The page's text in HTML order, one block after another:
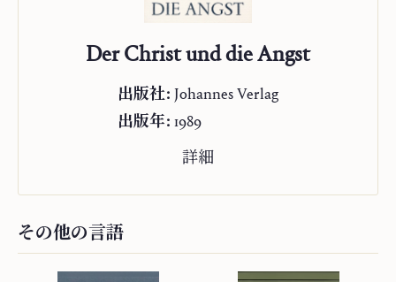
Der Christ und die Angst
出版社: Johannes Verlag
出版年: 1989
詳細
その他の言語